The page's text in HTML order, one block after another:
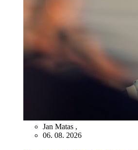
Jan Matas ,
06. 08. 2026